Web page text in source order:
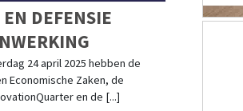
DEFENSIE
24 april 2025 hebben de
Economische Zaken, de
en de [...]